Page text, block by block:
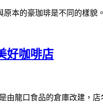
本的豪珈琲是不同的樣貌。
好咖啡店
由龍口食品的倉庫改建，